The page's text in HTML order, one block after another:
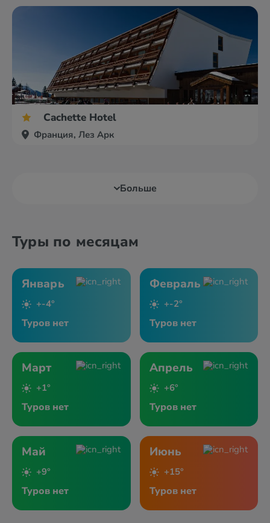
Cachette Hotel
Франция, Лез Арк
Больше
Туры по месяцам
Январь
+-4°
Туров нет
Февраль
+-2°
Туров нет
Март
+1°
Туров нет
Апрель
+6°
Туров нет
Май
+9°
Туров нет
Июнь
+15°
Туров нет